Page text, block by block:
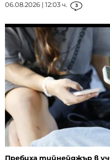
06.08.2026 | 12:03 ч. 3
Пребиха тийнейджър в